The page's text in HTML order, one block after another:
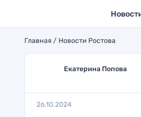
Главная Новости Ростова
Екатерина Попова
26.10.2024